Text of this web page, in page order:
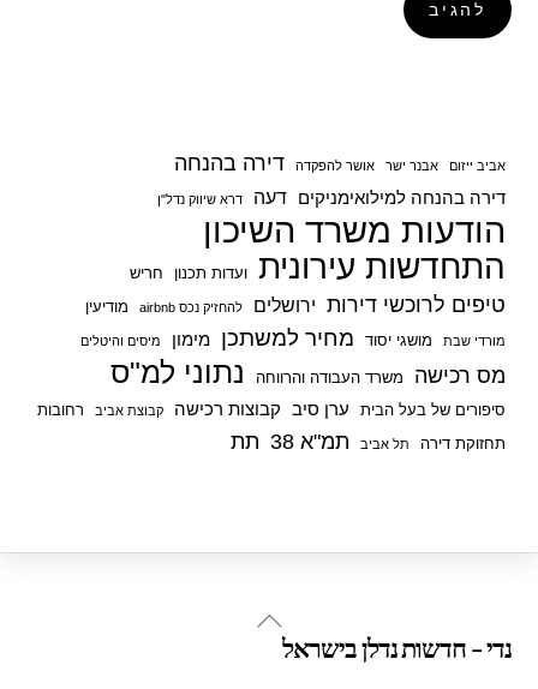
אביב ייזום אבנר ישר אושר להפקדה דירה בהנחה
דירה בהנחה למילואימניקים דעה דרא שיווק נדל"ן
הודעות משרד השיכון
התחדשות עירונית ועדות תכנון חריש
טיפים לרוכשי דירות ירושלים להחזיק נכס airbnb מודיעין
מורדי שבת מושגי יסוד מחיר למשתכן מימון מיסים והיטלים
מס רכישה משרד העבודה והרווחה נתוני למ"ס
סיפורים של בעל הבית ערן סיב קבוצות רכישה קבוצת אביב
רחובות
תחזוקת דירה
תל אביב תמ"א 38 תת
Back
נדי - חדשות נדלן בישראל